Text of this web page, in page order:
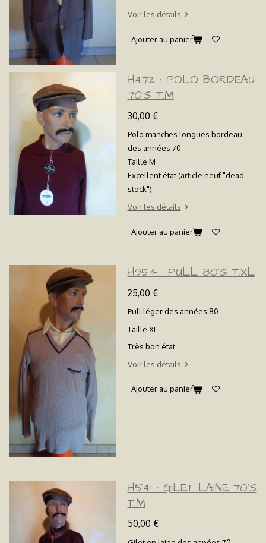
Voir les détails
Ajouter au panier
H472 : POLO BORDEAU
70'S T.M
30,00 €
Polo manches longues bordeau
des années 70
Taille M
Excellent état (article neuf "dead
stock")
Voir les détails
Ajouter au panier
H954 : PULL 80'S T.XL
25,00 €
Pull léger des années 80
Taille XL
Très bon état
Voir les détails
Ajouter au panier
H541 : GILET LAINE 70'S
T.M
50,00 €